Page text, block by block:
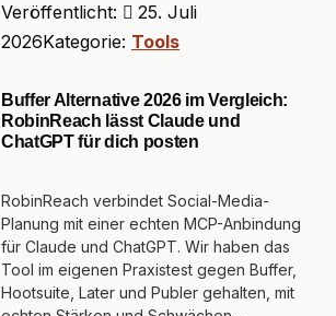
Veröffentlicht:
25. Juli
2026Kategorie: Tools
Buffer Alternative 2026 im Vergleich:
RobinReach lässt Claude und
ChatGPT für dich posten
RobinReach verbindet Social-Media-
Planung mit einer echten MCP-Anbindung
für Claude und ChatGPT. Wir haben das
Tool im eigenen Praxistest gegen Buffer,
Hootsuite, Later und Publer gehalten, mit